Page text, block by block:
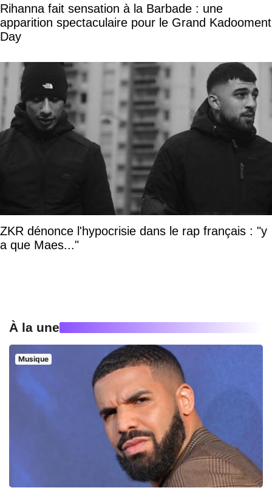
Rihanna fait sensation à la Barbade : une
apparition spectaculaire pour le Grand Kadooment
Day
ZKR dénonce l'hypocrisie dans le rap français : "y
a que Maes..."
À la une
Musique